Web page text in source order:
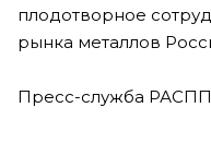
плодотворное
рынка металлов
Пресс-служба РАСПП